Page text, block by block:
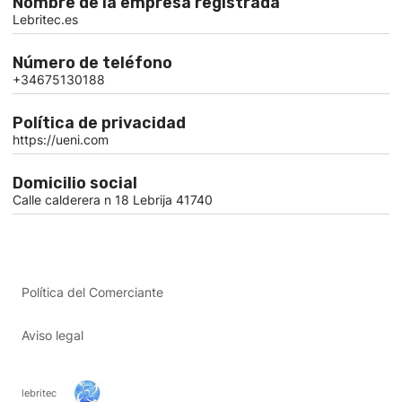
Lebritec.es
Número de teléfono
+34675130188
Política de privacidad
https://ueni.com
Domicilio social
Calle calderera n 18 Lebrija 41740
Política del Comerciante
Aviso legal
lebritec